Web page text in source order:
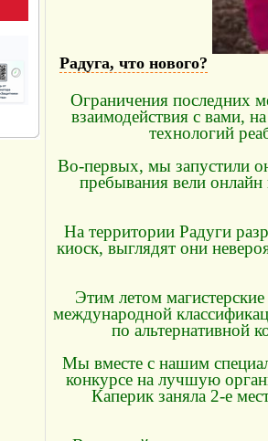
Радуга, что нового?
Ограничения последних
взаимодействия с вами,
технологий
Во-первых, мы запустили
пребывания вели онлайн
На территории Радуги
киоск, выглядят они
Этим летом
международной
по альтернативной
Мы вместе с нашим
конкурсе на лучшую
Каперик заняла 2-е